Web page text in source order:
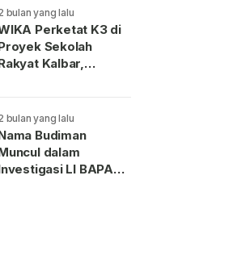
bulan yang lalu
Perketat K3 di
Sekolah
Kalbar,
bulan yang lalu
Budiman
dalam
LI BAPAN